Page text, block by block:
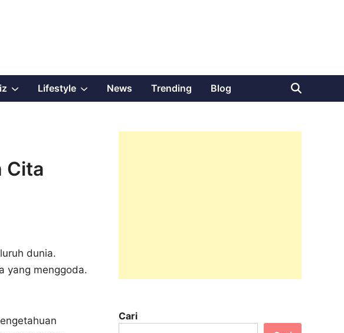
ShowLifestyle ShowNews Trending Blog
Cita
dunia.
yang menggoda.
Cari